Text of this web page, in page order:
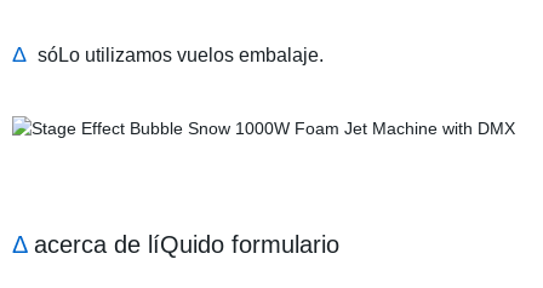
Δ sóLo utilizamos vuelos embalaje.
Δacerca de líQuido formulario